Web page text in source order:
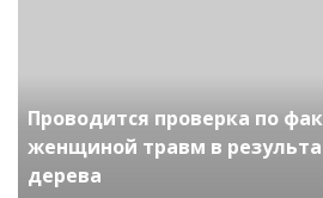
Проводится проверка по
женщиной травм в
дерева